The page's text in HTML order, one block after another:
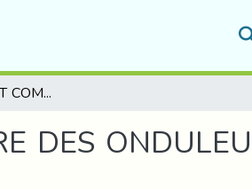
MODELISATION ET COMMANDE NON LINEAIRE DES ONDULEURS MULTINIVEAUX A CELLULES IMBRIQUEES
DES